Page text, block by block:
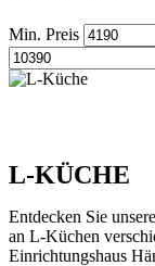
Min. Preis
L-KÜCHE
Entdecken Sie
an L-Küchen
Einrichtungshaus